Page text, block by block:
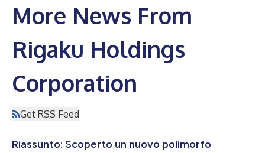
More News From
Rigaku Holdings
Corporation
Get RSS Feed
Riassunto: Scoperto un nuovo polimorfo